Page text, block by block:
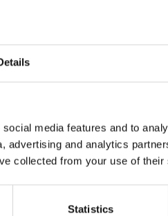
media features and to
advertising and analytics
collected from your use of
Statistics